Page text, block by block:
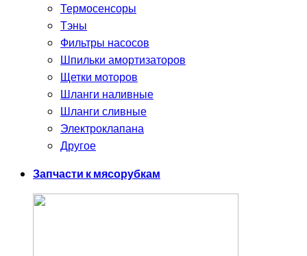
Термосенсоры
Тэны
Фильтры насосов
Шпильки амортизаторов
Щетки моторов
Шланги наливные
Шланги сливные
Электроклапана
Другое
Запчасти к мясорубкам